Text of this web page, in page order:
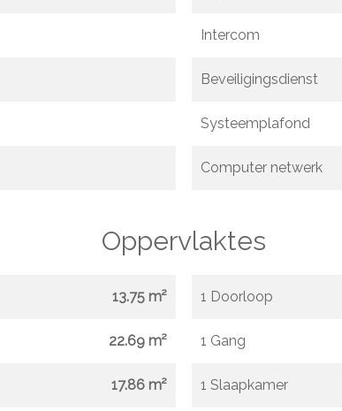
Intercom
Beveiligingsdienst
Systeemplafond
Computer netwerk
Oppervlaktes
13.75 m² 1 Doorloop
22.69 m² 1 Gang
17.86 m² 1 Slaapkamer